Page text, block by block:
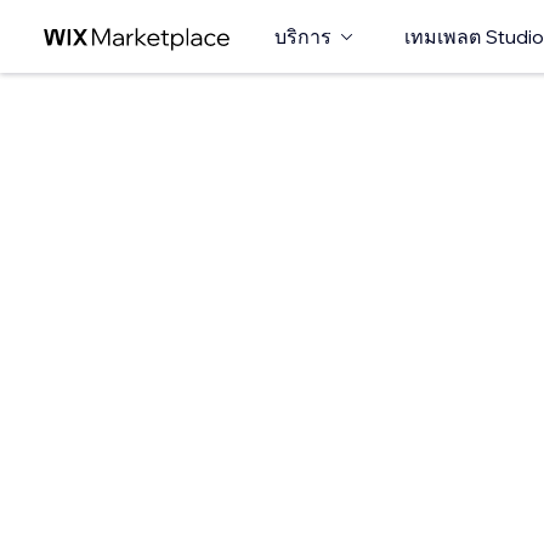
บริการ เทมเพลต Studio